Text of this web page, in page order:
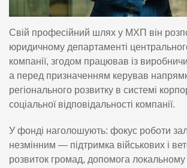
Свій професійний шлях у МХП він
юридичному департаменті
компанії, згодом працював із
а перед призначенням керував
регіонального розвитку в системі
соціальної відповідальності компанії.
У фонді наголошують: фокус роботи
незмінним — підтримка військових і
розвиток громад, допомога локальному